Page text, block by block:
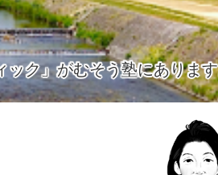
ック」がむそう塾にありま